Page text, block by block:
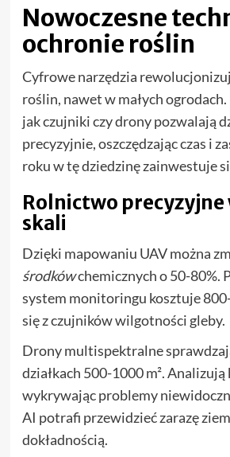
Nowoczesne
ochronie roślin
Cyfrowe narzędzia
roślin, nawet w małych ogrodach.
jak czujniki czy drony pozwalają
precyzyjnie, oszczędzając czas i
roku w tę dziedzinę zainwestuje
Rolnictwo precyzyjne
skali
Dzięki mapowaniu UAV można
środkówchemicznych o 50-80%.
system monitoringu kosztuje 800-
się z czujników wilgotności gleby.
Drony multispektralne
działkach 500-1000 m².
wykrywając problemy
AI potrafi przewidzieć zarazę
dokładnością.